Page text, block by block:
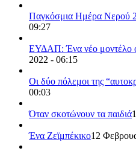
Παγκόσμια Ημέρα Νερού
09:27
ΕΥΔΑΠ: Ένα νέο μοντέλο
2022 - 06:15
Οι δύο πόλεμοι της
00:03
Όταν σκοτώνουν τα παιδιά
Ένα Ζεϊμπέκικο12